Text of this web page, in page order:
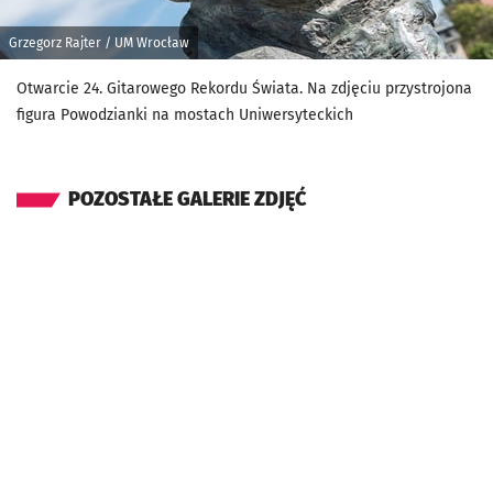
Grzegorz Rajter / UM Wrocław
Otwarcie 24. Gitarowego Rekordu Świata. Na zdjęciu przystrojona
figura Powodzianki na mostach Uniwersyteckich
POZOSTAŁE GALERIE ZDJĘĆ